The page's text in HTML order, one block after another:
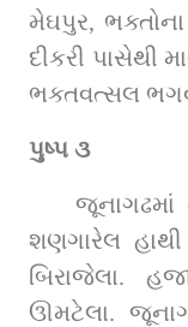
મેઘપુર,
દીકરી પાસેથી
ભક્તવત્સલ
પુષ્પ ૩
શણગારેલ હાથી
બિરાજેલા.
ઊમટેલા.